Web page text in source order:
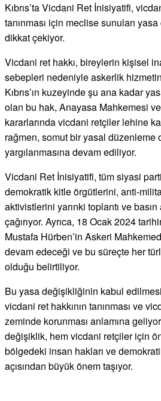
Kıbrıs’ta Vicdani Ret İnisiyatifi,
tanınması için meclise sunulan
dikkat çekiyor.
Vicdani ret hakkı, bireylerin kişisel
sebepleri nedeniyle askerlik
Kıbrıs’ın kuzeyinde şu ana kadar
olan bu hak, Anayasa Mahkemesi
kararlarında vicdani retçiler lehine
rağmen, somut bir yasal düzenleme
yargılanmasına devam ediliyor.
Vicdani Ret İnisiyatifi, tüm siyasi
demokratik kitle örgütlerini, anti-
aktivistlerini yarınki toplantı ve basın
çağırıyor. Ayrıca, 18 Ocak 2024
Mustafa Hürben’in Askeri
devam edeceği ve bu süreçte her
olduğu belirtiliyor.
Bu yasa değişikliğinin kabul
vicdani ret hakkının tanınması ve
zeminde korunması anlamına
değişiklik, hem vicdani retçiler için
bölgedeki insan hakları ve
açısından büyük önem taşıyor.